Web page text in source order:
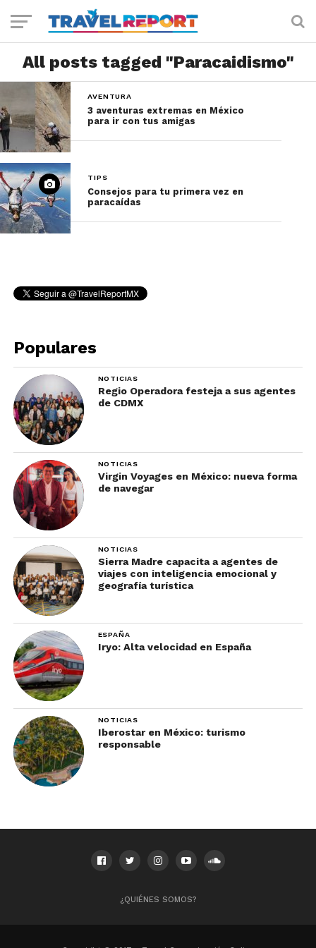
All posts tagged "Paracaidismo"
AVENTURA
3 aventuras extremas en México
para ir con tus amigas
TIPS
Consejos para tu primera vez en
paracaídas
Populares
NOTICIAS
Regio Operadora festeja a sus agentes
de CDMX
NOTICIAS
Virgin Voyages en México: nueva forma
de navegar
NOTICIAS
Sierra Madre capacita a agentes de
viajes con inteligencia emocional y
geografía turística
ESPAÑA
Iryo: Alta velocidad en España
NOTICIAS
Iberostar en México: turismo
responsable
¿QUIÉNES SOMOS?